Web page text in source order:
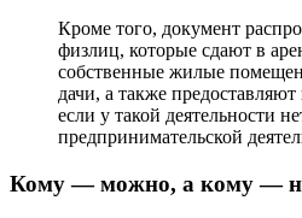
Кроме того, документ
физлиц, которые сдают в
собственные жилые
дачи, а также
если у такой деятельности
предпринимательской
Кому — можно, а кому —